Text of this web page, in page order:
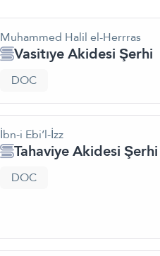
Muhammed Halil el-Herrras
Vasitıye Akidesi Şerhi
DOC
İbn-i Ebi’l-İzz
Tahaviye Akidesi Şerhi
DOC